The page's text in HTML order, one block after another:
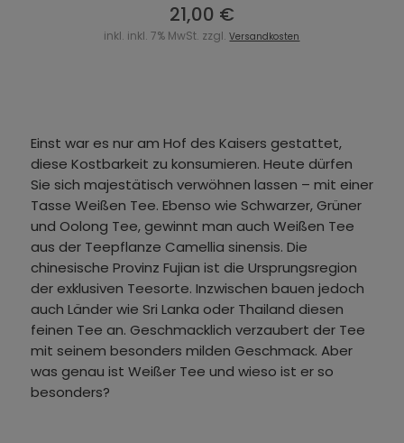
21,00 €
inkl. inkl. 7% MwSt. zzgl.Versandkosten
Einst war es nur am Hof des Kaisers gestattet,
diese Kostbarkeit zu konsumieren. Heute dürfen
Sie sich majestätisch verwöhnen lassen – mit einer
Tasse Weißen Tee. Ebenso wie Schwarzer, Grüner
und Oolong Tee, gewinnt man auch Weißen Tee
aus der Teepflanze Camellia sinensis. Die
chinesische Provinz Fujian ist die Ursprungsregion
der exklusiven Teesorte. Inzwischen bauen jedoch
auch Länder wie Sri Lanka oder Thailand diesen
feinen Tee an. Geschmacklich verzaubert der Tee
mit seinem besonders milden Geschmack. Aber
was genau ist Weißer Tee und wieso ist er so
besonders?